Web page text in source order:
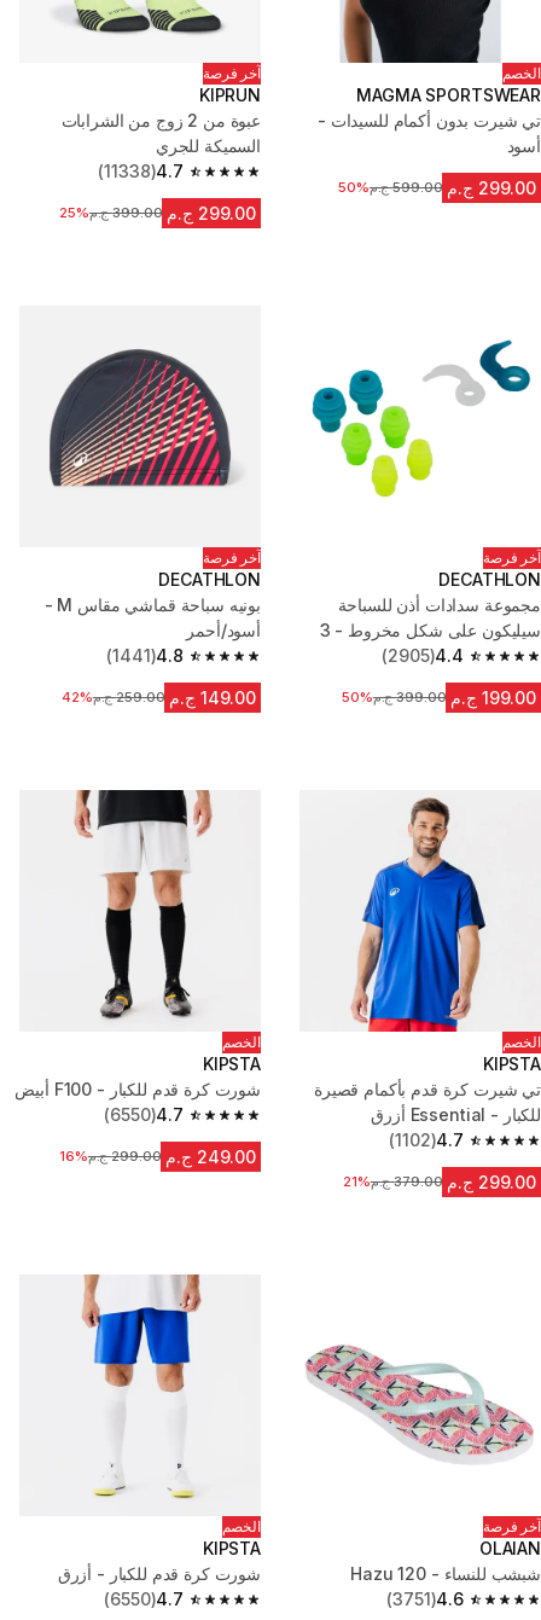
الخصم
MAGMA SPORTSWEAR
تي شيرت بدون أكمام للسيدات -
أسود
299.00 ج.م السعر قبل التخفيض
599.00 ج.م 50%
آخر فرصة
KIPRUN
عبوة من 2 زوج من الشرابات
السميكة للجري
4.7
4.7 out of 5 stars from 11338 reviews
(11338)
299.00 ج.م السعر قبل التخفيض
399.00 ج.م 25%
آخر فرصة
DECATHLON
مجموعة سدادات أذن للسباحة
سيليكون على شكل مخروط - 3
مقاسات
4.4
4.4 out of 5 stars from 2905 reviews
(2905)
199.00 ج.م السعر قبل التخفيض
399.00 ج.م 50%
آخر فرصة
DECATHLON
بونيه سباحة قماشي مقاس M -
أسود/أحمر
4.8
4.8 out of 5 stars from 1441 reviews
(1441)
149.00 ج.م السعر قبل التخفيض
259.00 ج.م 42%
الخصم
KIPSTA
تي شيرت كرة قدم بأكمام قصيرة
للكبار - Essential أزرق
4.7
4.7 out of 5 stars from 1102 reviews
(1102)
299.00 ج.م السعر قبل التخفيض
379.00 ج.م 21%
الخصم
KIPSTA
شورت كرة قدم للكبار - F100 أبيض
4.7
4.7 out of 5 stars from 6550 reviews
(6550)
249.00 ج.م السعر قبل التخفيض
299.00 ج.م 16%
آخر فرصة
OLAIAN
شبشب للنساء - 120 Hazu
4.6
4.6 out of 5 stars from 3751 reviews
(3751)
الخصم
KIPSTA
شورت كرة قدم للكبار - أزرق
4.7
4.7 out of 5 stars from 6550 reviews
(6550)